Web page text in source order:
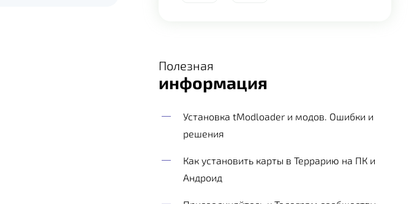
Полезная
информация
Установка tModloader и модов. Ошибки и
решения
Как установить карты в Террарию на ПК и
Андроид